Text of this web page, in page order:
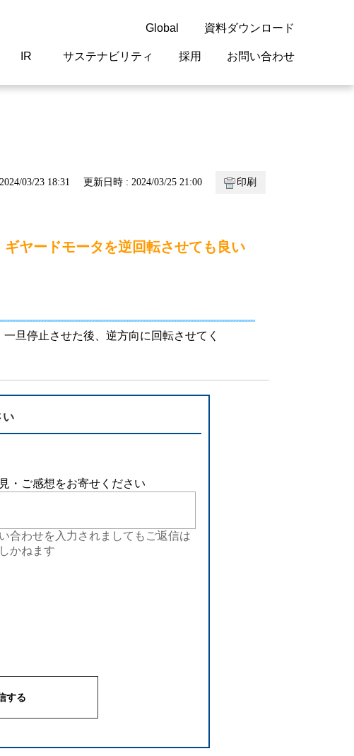
Global
閉じる
資料ダウンロード
発電設備
IR サステナビリティ 採用 お問い合わせ
03/23 18:31 更新日時 : 2024/03/25 21:00 印刷
ヤードモータを逆回転させても良い
旦停止させた後、逆方向に回転させてく
い
・ご感想をお寄せください
合わせを入力されましてもご返信は
かねます